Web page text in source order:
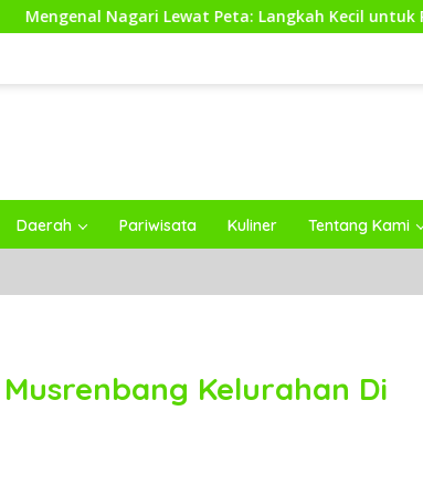
Nagari Lewat Peta: Langkah Kecil untuk
Daerah Pariwisata Kuliner Tentang Kami
Kelurahan Di